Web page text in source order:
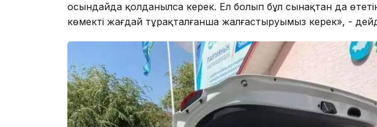
осындайда қолданылса керек. Ел болып бұл сынақтан да
көмекті жағдай тұрақталғанша жалғастыруымыз керек», -